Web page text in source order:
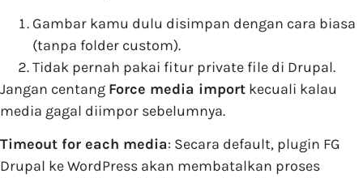
Gambar kamu dulu disimpan dengan cara biasa
(tanpa folder custom).
Tidak pernah pakai fitur private file di Drupal.
Jangan centang Force media import kecuali kalau
media gagal diimpor sebelumnya.
Timeout for each media: Secara default, plugin FG
Drupal ke WordPress akan membatalkan proses